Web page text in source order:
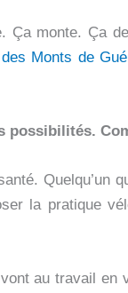
Ça monte. Ça
Monts de
Quelqu’un
la pratique
au travail en